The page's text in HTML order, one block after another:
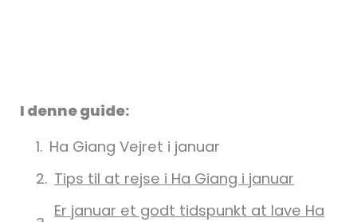
I denne guide:
Ha Giang Vejret i januar
Tips til at rejse i Ha Giang i januar
Er januar et godt tidspunkt at lave Ha